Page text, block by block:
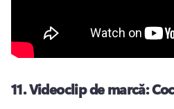
11.Videoclip de marcă: